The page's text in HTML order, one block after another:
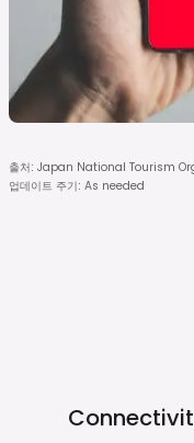
출처: Japan National Tourism
업데이트 주기: As needed